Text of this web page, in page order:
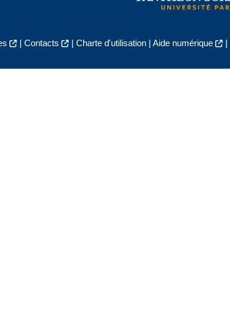
| Contacts | Charte d'utilisation| Aide numérique |